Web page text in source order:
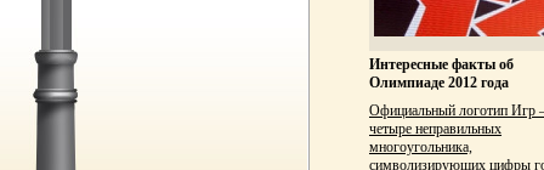
Интересные факты об
Олимпиаде 2012 года
Официальный логотип
четыре неправильных
многоугольника,
символизирующих цифры